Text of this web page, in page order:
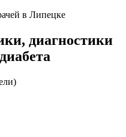
в Липецке
диагностики